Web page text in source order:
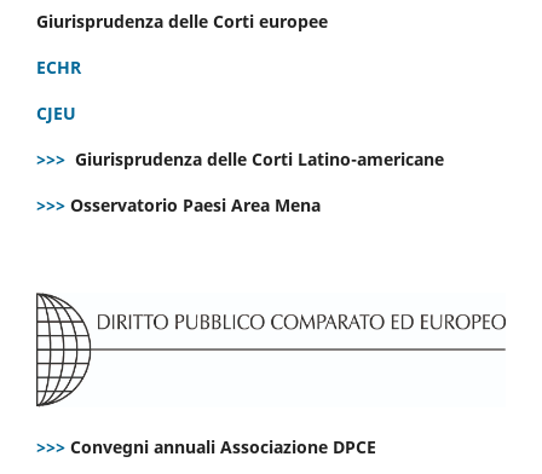
Giurisprudenza delle Corti europee
ECHR
CJEU
>>> Giurisprudenza delle Corti Latino-americane
>>> Osservatorio Paesi Area Mena
>>> Convegni annuali Associazione DPCE